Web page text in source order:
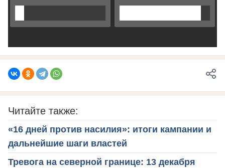
Читайте также:
«16 дней против насилия»: итоги кампании и
дальнейшие шаги властей
Тревога на северной границе: 13 декабря